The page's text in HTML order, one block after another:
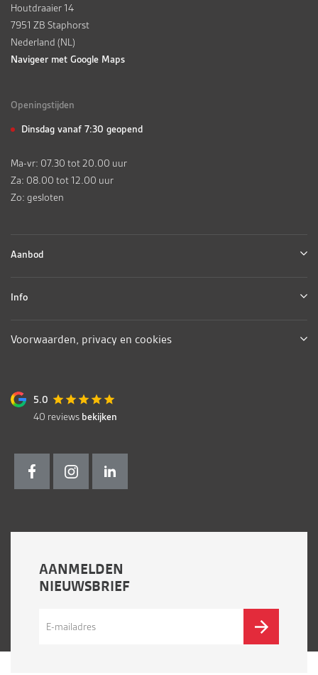
AANMELDEN
NIEUWSBRIEF
Houtdraaier 14
7951 ZB Staphorst
Nederland (NL)
Navigeer met Google Maps
Openingstijden
Dinsdag vanaf 7:30 geopend
Ma-vr: 07.30 tot 20.00 uur
Za: 08.00 tot 12.00 uur
Zo: gesloten
Aanbod
Info
5.0
40 reviews bekijken
Voorwaarden, privacy en cookies